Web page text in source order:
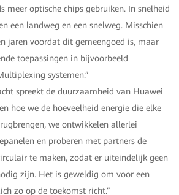
meer optische chips gebruiken. In snelheid
een landweg en een snelweg. Misschien
jaren voordat dit gemeengoed is, maar
toepassingen in bijvoorbeeld
systemen.”
spreekt de duurzaamheid van Huawei
hoe we de hoeveelheid energie die elke
we ontwikkelen allerlei
en proberen met partners de
te maken, zodat er uiteindelijk geen
zijn. Het is geweldig om voor een
zo op de toekomst richt.”